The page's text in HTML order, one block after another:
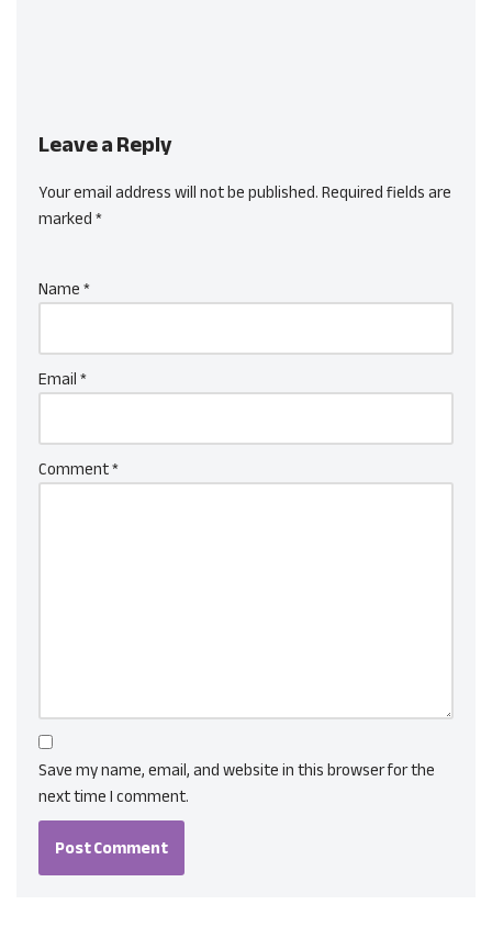
Leave a Reply
Your email address will not be published.Required fields are
marked*
Name*
Email*
Comment*
Save my name, email, and website in this browser for the
next time I comment.